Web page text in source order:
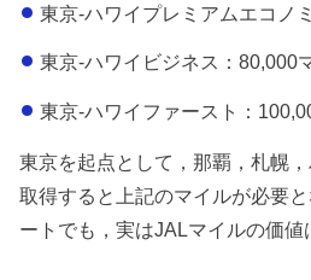
東京-ハワイプレミアムエコノ
東京-ハワイビジネス：80,000
東京-ハワイファースト：
東京を起点として，那覇，札幌
取得すると上記のマイルが必要
ートでも，実はJALマイルの価値